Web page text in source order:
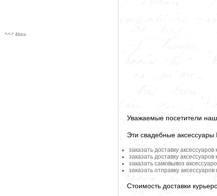
*-*-* 4box
Уважаемые посетители
Эти свадебные
заказать доставку
заказать доставку
заказать самовывоз
заказать отправку
Стоимость доставки